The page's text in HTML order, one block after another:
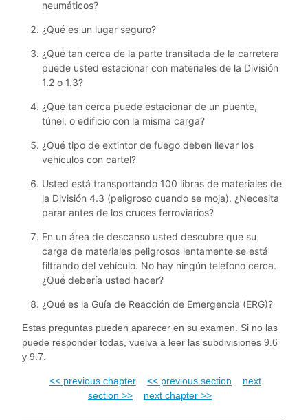
neumáticos?
¿Qué es un lugar seguro?
¿Qué tan cerca de la parte transitada de la carretera
puede usted estacionar con materiales de la División
1.2 o 1.3?
¿Qué tan cerca puede estacionar de un puente,
túnel, o edificio con la misma carga?
¿Qué tipo de extintor de fuego deben llevar los
vehículos con cartel?
Usted está transportando 100 libras de materiales de
la División 4.3 (peligroso cuando se moja). ¿Necesita
parar antes de los cruces ferroviarios?
En un área de descanso usted descubre que su
carga de materiales peligrosos lentamente se está
filtrando del vehículo. No hay ningún teléfono cerca.
¿Qué debería usted hacer?
¿Qué es la Guía de Reacción de Emergencia (ERG)?
Estas preguntas pueden aparecer en su examen. Si no las
puede responder todas, vuelva a leer las subdivisiones 9.6
y 9.7.
<< previous chapter << previous section
next
section >>
next chapter >>